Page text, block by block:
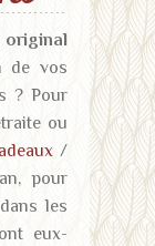
original
de vos
? Pour
ou
/
pour
les
eux-